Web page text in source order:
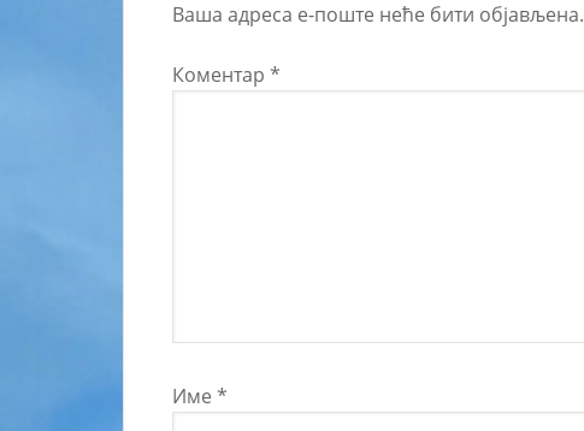
Ваша адреса е-поште неће бити објављена.
Коментар *
Име *